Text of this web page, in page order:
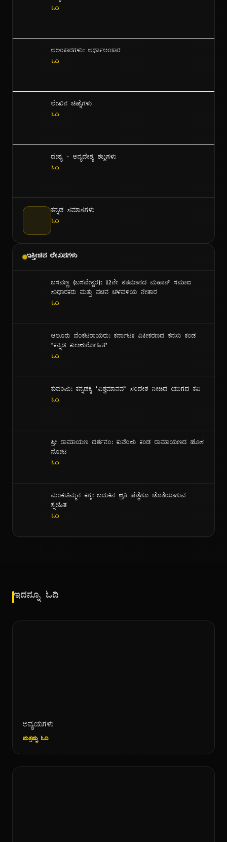
ಓದಿ
ಅಲಂಕಾರಗಳು: ಅರ್ಥಾಲಂಕಾರ
ಓದಿ
ಲೇಖನ ಚಿಹ್ನೆಗಳು
ಓದಿ
ದೇಶ್ಯ - ಅನ್ಯದೇಶ್ಯ ಶಬ್ದಗಳು
ಓದಿ
ಕನ್ನಡ ಸಮಾಸಗಳು
ಓದಿ
ಇತ್ತೀಚಿನ ಲೇಖನಗಳು
ಬಸವಣ್ಣ (ಬಸವೇಶ್ವರ): ೧೨ನೇ ಶತಮಾನದ ಮಹಾನ್ ಸಮಾಜ
ಸುಧಾರಕರು ಮತ್ತು ವಚನ ಚಳವಳಿಯ ನೇತಾರ
ಓದಿ
ಆಲೂರು ವೆಂಕಟರಾಯರು: ಕರ್ನಾಟಕ ಏಕೀಕರಣದ ಕನಸು ಕಂಡ
"ಕನ್ನಡ ಕುಲಪುರೋಹಿತ"
ಓದಿ
ಕುವೆಂಪು: ಕನ್ನಡಕ್ಕೆ "ವಿಶ್ವಮಾನವ" ಸಂದೇಶ ನೀಡಿದ ಯುಗದ ಕವಿ
ಓದಿ
ಶ್ರೀ ರಾಮಾಯಣ ದರ್ಶನಂ: ಕುವೆಂಪು ಕಂಡ ರಾಮಾಯಣದ ಹೊಸ
ನೋಟ
ಓದಿ
ಮಂಕುತಿಮ್ಮನ ಕಗ್ಗ: ಬದುಕಿನ ಪ್ರತಿ ಹೆಜ್ಜೆಗೂ ಜೊತೆಯಾಗುವ
ಸ್ನೇಹಿತ
ಓದಿ
ಇದನ್ನೂ ಓದಿ
ಅವ್ಯಯಗಳು
ಮತ್ತಷ್ಟು ಓದಿ